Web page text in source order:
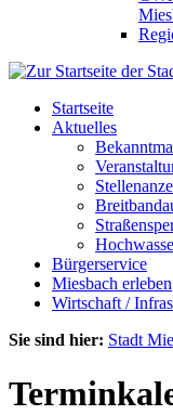
Startseite
Aktuelles
Bürgerservice
Miesbach erleben
Wirtschaft /
Sie sind hier: Stadt